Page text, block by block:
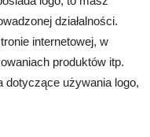
działalności.
internetowej, w
produktów itp.
dotyczące używania logo,